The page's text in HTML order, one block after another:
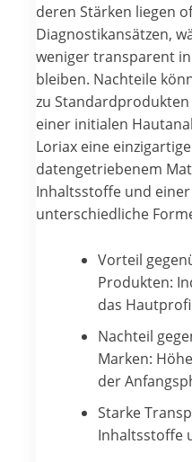
deren Stärken liegen
Diagnostikansätzen,
weniger transparent
bleiben. Nachteile
zu
einer initialen
Loriax eine
datengetriebenem
Inhaltsstoffe und
unterschiedliche
Vorteil
Produkten:
das
Nachteil
Marken:
der
Starke
Inhaltsstoffe